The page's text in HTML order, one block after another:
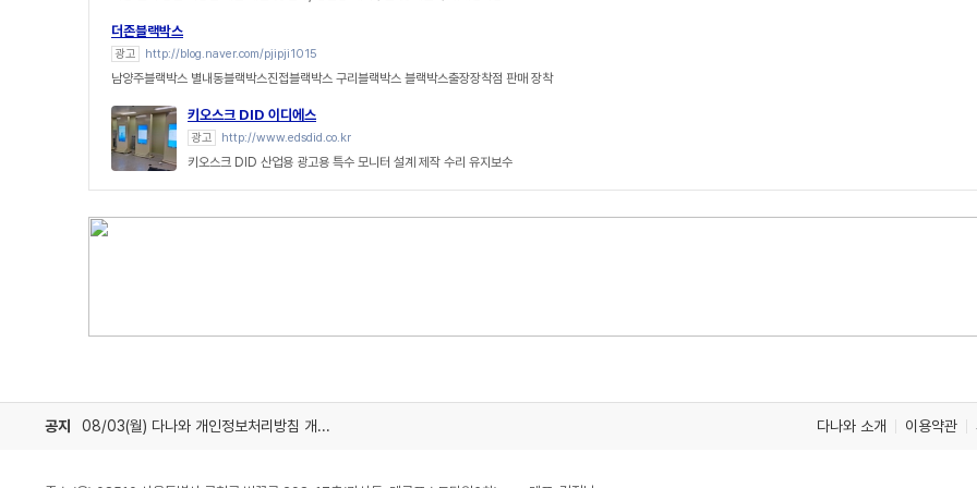
더존블랙박스
광고 http://blog.naver.com/pjipji1015
남양주블랙박스 별내동블랙박스진접블랙박스 구리블랙박스 블랙박스출장장착점 판매 장착
키오스크 DID 이디에스
광고 http://www.edsdid.co.kr
키오스크 DID 산업용 광고용 특수 모니터 설계 제작 수리 유지보수
공지 08/03(월) 다나와 개인정보처리방침 개정 안내 다나와 소개 이용약관